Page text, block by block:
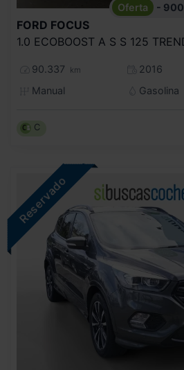
- 900
FORD FOCUS
90.337 km
2016
Manual
Gasolina
C